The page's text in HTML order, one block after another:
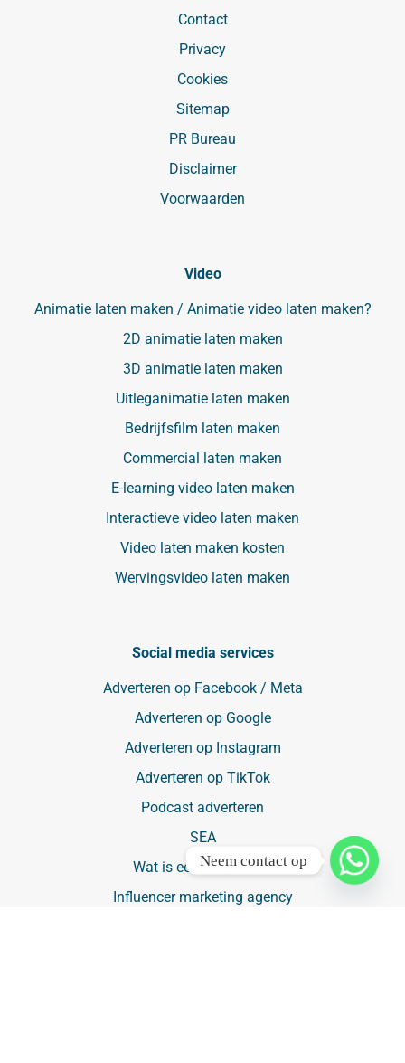
Contact
Privacy
Cookies
Sitemap
PR Bureau
Disclaimer
Voorwaarden
Video
Animatie laten maken / Animatie video laten maken?
2D animatie laten maken
3D animatie laten maken
Uitleganimatie laten maken
Bedrijfsfilm laten maken
Commercial laten maken
E-learning video laten maken
Interactieve video laten maken
Video laten maken kosten
Wervingsvideo laten maken
Social media services
Adverteren op Facebook / Meta
Adverteren op Google
Adverteren op Instagram
Adverteren op TikTok
Podcast adverteren
SEA
Wat is een influencer?
Influencer marketing agency
Neem contact op